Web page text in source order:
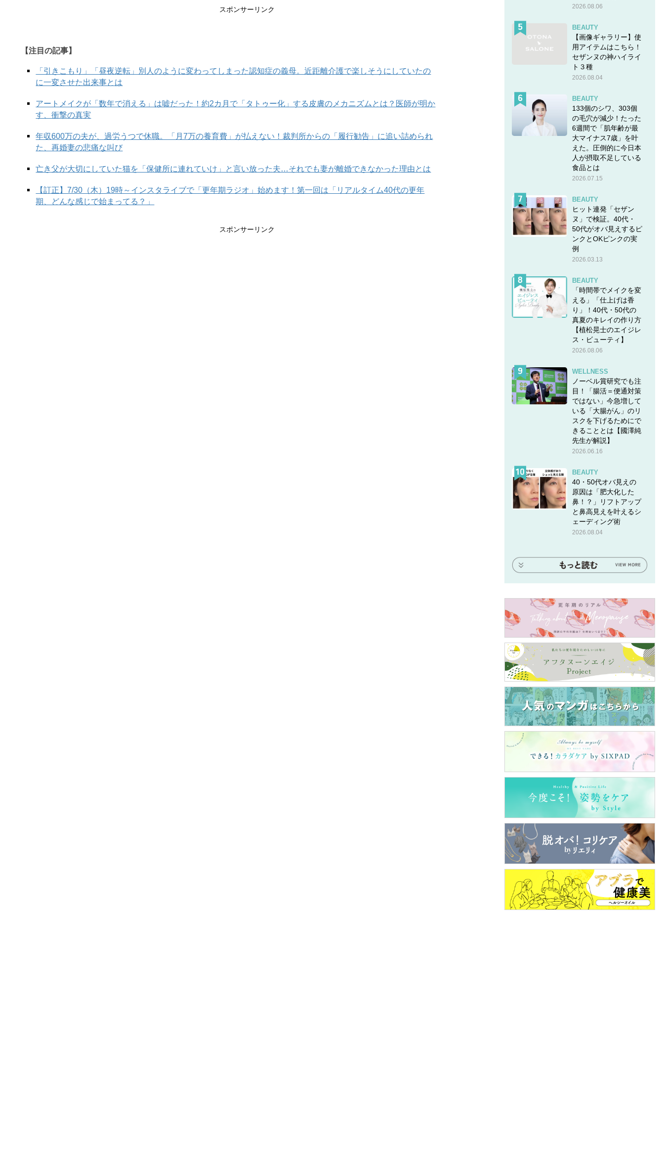
（右から）uka scalp brush kenzan ¥2,420(税込)／uka リラクシングマッサージ
血行が良くない頭皮からは健康な髪が育たないので、まずおすすめしたいのが頭皮のマッサージ。ukaの「スカルプブ
スポンサーリンク
【注目の記事】
「引きこもり」「昼夜逆転」別人のように変わってしまった認知症の義母。近距離介護で楽しそうにしていたの
に一変させた出来事とは
アートメイクが「数年で消える」は嘘だった！約2カ月で「タトゥー化」する皮膚のメカニズムとは？医師が明か
す、衝撃の真実
年収600万の夫が、過労うつで休職。「月7万の養育費」が払えない！裁判所からの「履行勧告」に追い詰められ
た、再婚妻の悲痛な叫び
亡き父が大切にしていた猫を「保健所に連れていけ」と言い放った夫…それでも妻が離婚できなかった理由とは
【訂正】7/30（木）19時～インスタライブで「更年期ラジオ」始めます！第一回は「リアルタイム40代の更年
期、どんな感じで始まってる？」
スポンサーリンク
2026.08.06
BEAUTY
【画像ギャラリー】使
用アイテムはこちら！
セザンヌの神ハイライ
ト３種
2026.08.04
BEAUTY
133個のシワ、303個
の毛穴が減少！たった
6週間で「肌年齢が最
大マイナス7歳」を叶
えた。圧倒的に今日本
人が摂取不足している
食品とは
2026.07.15
BEAUTY
ヒット連発「セザン
ヌ」で検証。40代・
50代がオバ見えするピ
ンクとOKピンクの実
例
2026.03.13
BEAUTY
「時間帯でメイクを変
える」「仕上げは香
り」！40代・50代の
真夏のキレイの作り方
【植松晃士のエイジレ
ス・ビューティ】
2026.08.06
WELLNESS
ノーベル賞研究でも注
目！「腸活＝便通対策
ではない」今急増して
いる「大腸がん」のリ
スクを下げるためにで
きることとは【國澤純
先生が解説】
2026.06.16
BEAUTY
40・50代オバ見えの
原因は「肥大化した
鼻！？」リフトアップ
と鼻高見えを叶えるシ
ェーディング術
2026.08.04